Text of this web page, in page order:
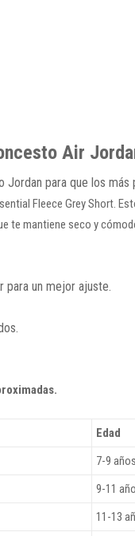
Air
Jordan para que los
Fleece Grey Short.
te mantiene seco y
un mejor ajuste.
Edad
7-9 años
9-11
11-13